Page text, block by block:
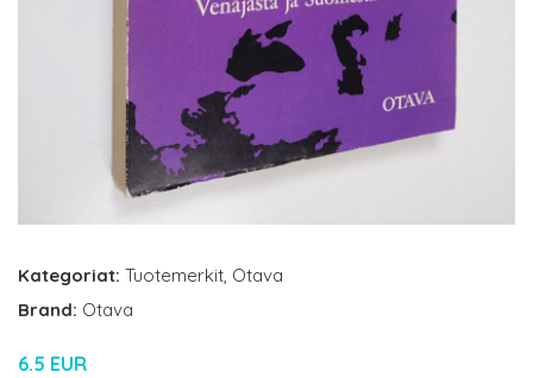
Kategoriat: Tuotemerkit, Otava
Brand: Otava
6.5 EUR